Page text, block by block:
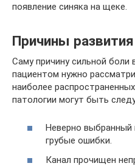
появление синяка на щеке.
Причины
Саму причину сильной боли
пациентом нужно
наиболее
патологии могут быть
Неверно
грубые ошибки.
Канал прочищен